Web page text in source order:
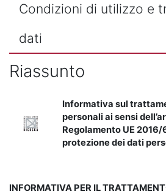
Condizioni di utilizzo e
dati
Riassunto
Informativa sul
personali ai sensi
Regolamento UE
protezione dei dati
INFORMATIVA PER IL